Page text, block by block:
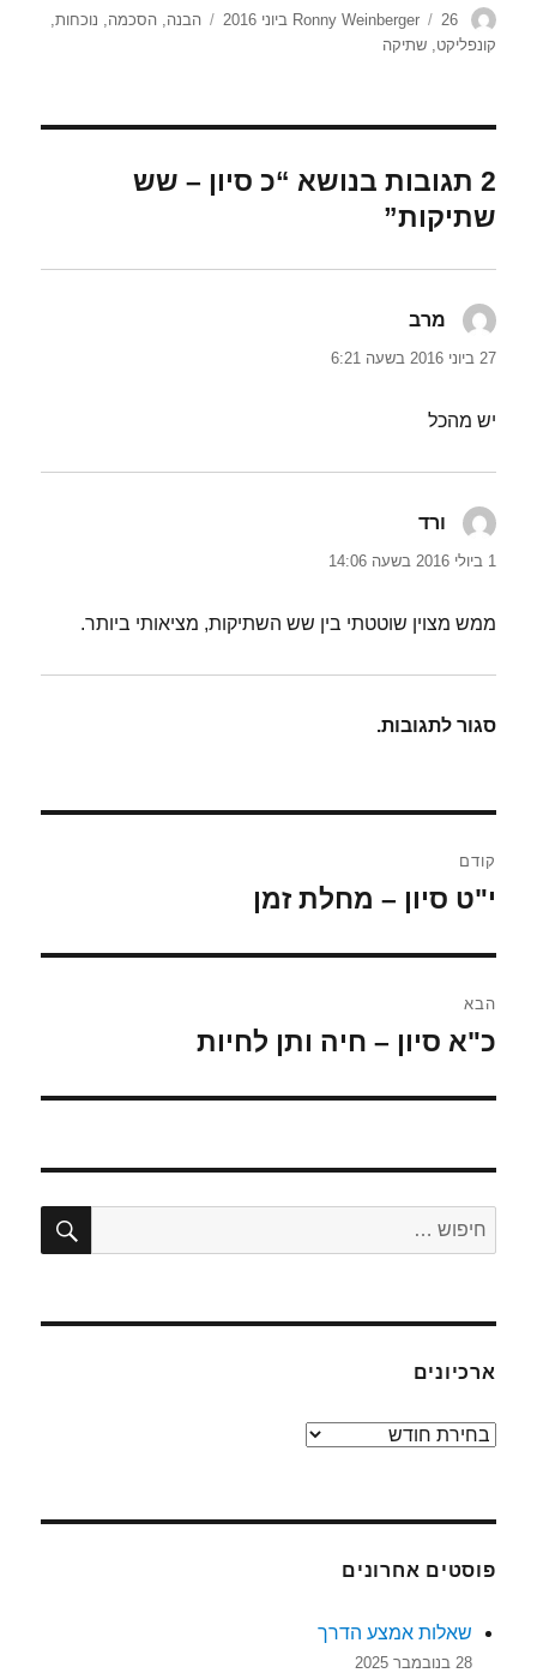
מחבר Ronny Weinberger
פורסם
בתאריך
26 ביוני 2016 תגיות
הבנה,הסכמה, נוכחות,
קונפליקט,שתיקה
2 תגובות בנושא “כ סיון – שש
שתיקות”
מרב
27 ביוני 2016 בשעה 6:21
יש מהכל
ורד
1 ביולי 2016 בשעה 14:06
ממש מצוין שוטטתי בין שש השתיקות, מציאותי ביותר.
סגור לתגובות.
קודם
הפוסט
י"ט סיון – מחלת זמן
הבא
הפוסט
כ"א סיון – חיה ותן לחיות
חפש:
ארכיונים
ארכיונים
פוסטים אחרונים
שאלות אמצע הדרך
28 בנובמבר 2025